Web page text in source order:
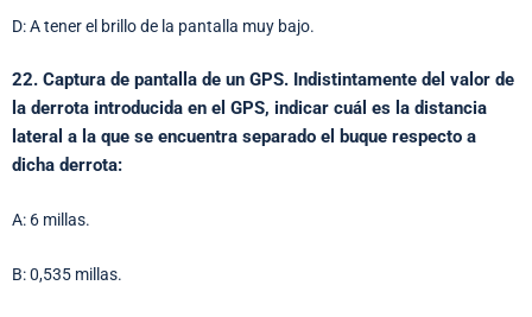
D: A tener el brillo de la pantalla muy bajo.
22. Captura de pantalla de un GPS. Indistintamente del valor de
la derrota introducida en el GPS, indicar cuál es la distancia
lateral a la que se encuentra separado el buque respecto a
dicha derrota:
A: 6 millas.
B: 0,535 millas.